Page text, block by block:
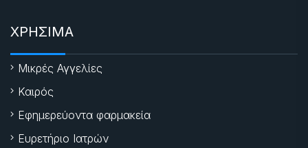
ΧΡΗΣΙΜΑ
Μικρές Αγγελίες
Καιρός
Εφημερεύοντα φαρμακεία
Ευρετήριο Ιατρών